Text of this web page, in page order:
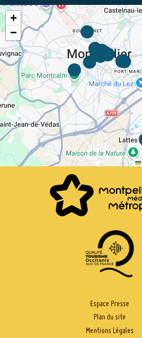
+
−
Espace Presse
Plan du site
Mentions Légales